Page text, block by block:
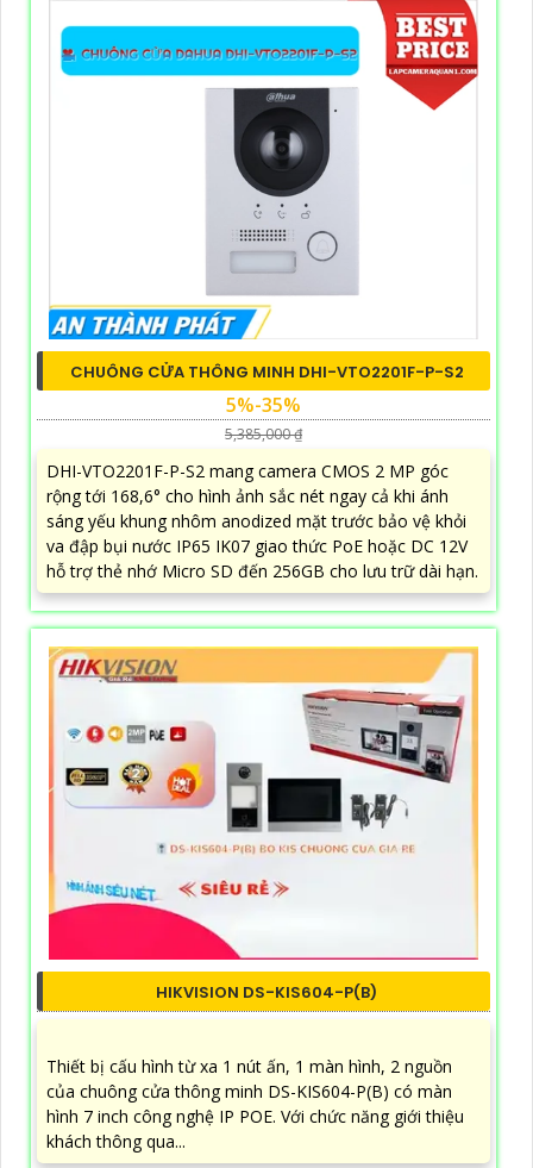
CHUÔNG CỬA THÔNG MINH DHI-VTO2201F-P-S2
5%-35%
5,385,000 ₫
DHI-VTO2201F-P-S2 mang camera CMOS 2 MP góc
rộng tới 168,6° cho hình ảnh sắc nét ngay cả khi ánh
sáng yếu khung nhôm anodized mặt trước bảo vệ khỏi
va đập bụi nước IP65 IK07 giao thức PoE hoặc DC 12V
hỗ trợ thẻ nhớ Micro SD đến 256GB cho lưu trữ dài hạn.
HIKVISION DS-KIS604-P(B)
Thiết bị cấu hình từ xa 1 nút ấn, 1 màn hình, 2 nguồn
của chuông cửa thông minh DS-KIS604-P(B) có màn
hình 7 inch công nghệ IP POE. Với chức năng giới thiệu
khách thông qua...